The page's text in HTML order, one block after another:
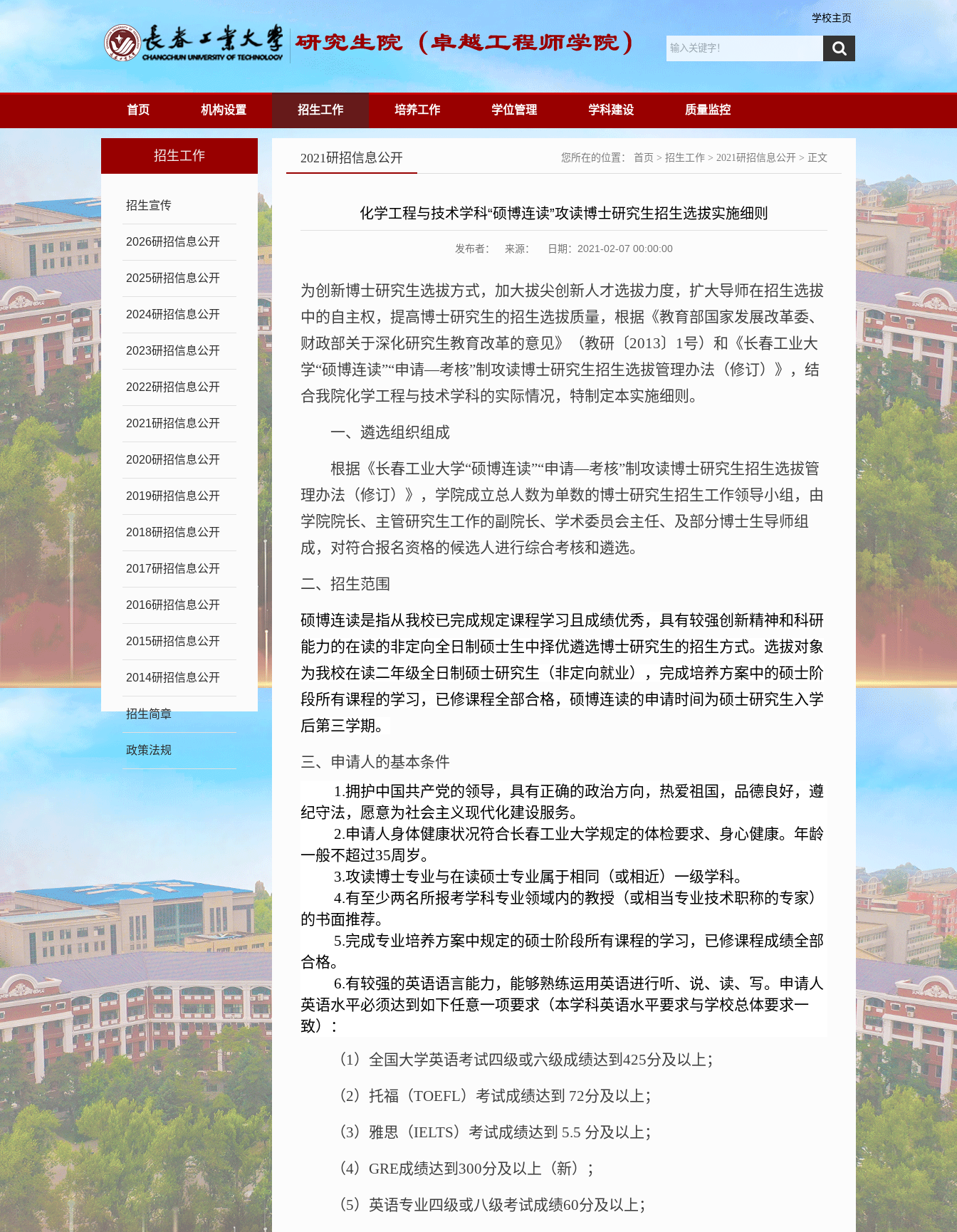
学校主页
首页 机构设置 招生工作 培养工作 学位管理 学科建设 质量监控
招生工作
招生宣传
2026研招信息公开
2025研招信息公开
2024研招信息公开
2023研招信息公开
2022研招信息公开
2021研招信息公开
2020研招信息公开
2019研招信息公开
2018研招信息公开
2017研招信息公开
2016研招信息公开
2015研招信息公开
2014研招信息公开
招生简章
政策法规
您所在的位置： 首页 > 招生工作 > 2021研招信息公开 > 正文
2021研招信息公开
化学工程与技术学科“硕博连读”攻读博士研究生招生选拔实施细则
发布者： 来源： 日期：2021-02-07 00:00:00
为创新博士研究生选拔方式，加大拔尖创新人才选拔力度，扩大导师在招生选拔
中的自主权，提高博士研究生的招生选拔质量，根据《教育部国家发展改革委、
财政部关于深化研究生教育改革的意见》（教研〔2013〕 1号）和《长春工业大
学“硕博连读”“申请—考核”制攻读博士研究生招生选拔管理办法（修订）》，结
合我院化学工程与技术学科的实际情况，特制定本实施细则。
一、遴选组织组成
根据《长春工业大学“硕博连读”“申请—考核”制攻读博士研究生招生选拔管
理办法（修订）》，学院成立总人数为单数的博士研究生招生工作领导小组，由
学院院长、主管研究生工作的副院长、学术委员会主任、及部分博士生导师组
成，对符合报名资格的候选人进行综合考核和遴选。
二、招生范围
硕博连读是指从我校已完成规定课程学习且成绩优秀，具有较强创新精神和科研
能力的在读的非定向全日制硕士生中择优遴选博士研究生的招生方式。选拔对象
为我校在读二年级全日制硕士研究生（非定向就业），完成培养方案中的硕士阶
段所有课程的学习，已修课程全部合格，硕博连读的申请时间为硕士研究生入学
后第三学期。
三、申请人的基本条件
1.拥护中国共产党的领导，具有正确的政治方向，热爱祖国，品德良好，遵
纪守法，愿意为社会主义现代化建设服务。
2.申请人身体健康状况符合长春工业大学规定的体检要求、身心健康。 年龄
一般不超过35周岁。
3.攻读博士专业与在读硕士专业属于相同（或相近）一级学科。
4.有至少两名所报考学科专业领域内的教授（或相当专业技术职称的专家）
的书面推荐。
5.完成专业培养方案中规定的硕士阶段所有课程的学习，已修课程成绩全部
合格。
6.有较强的英语语言能力，能够熟练运用英语进行听、说、读、写。申请人
英语水平必须达到如下任意一项要求（本学科英语水平要求与学校总体要求一
致）：
（1）全国大学英语考试四级或六级成绩达到 425分及以上；
（2）托福（TOEFL）考试成绩达到 72分及以上；
（3）雅思（IELTS）考试成绩达到 5.5 分及以上；
（4） GRE成绩达到 300分及以上（新）；
（5）英语专业四级或八级考试成绩60分及以上；